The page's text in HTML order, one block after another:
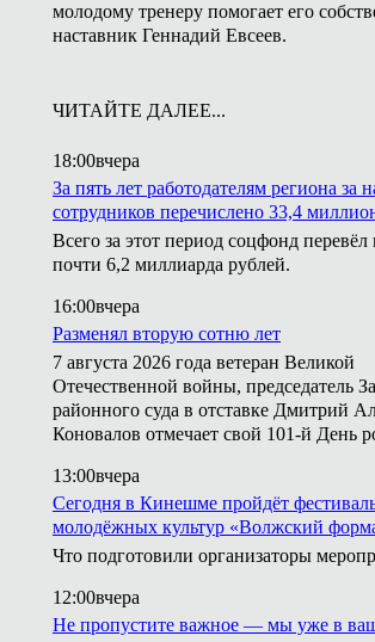
молодому тренеру помогает его
наставник Геннадий Евсеев.
ЧИТАЙТЕ ДАЛЕЕ...
18:00вчера
За пять лет работодателям региона за
сотрудников перечислено 33,4
Всего за этот период соцфонд
почти 6,2 миллиарда рублей.
16:00вчера
Разменял вторую сотню лет
7 августа 2026 года ветеран Великой
Отечественной войны, председатель
районного суда в отставке Дмитрий
Коновалов отмечает свой 101-й День
13:00вчера
Сегодня в Кинешме пройдёт
молодёжных культур «Волжский
Что подготовили организаторы
12:00вчера
Не пропустите важное — мы уже в